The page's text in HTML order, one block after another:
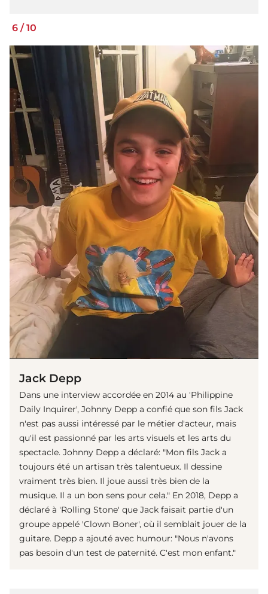
6 /10
Jack Depp
Dans une interview accordée en 2014 au 'Philippine
Daily Inquirer', Johnny Depp a confié que son fils Jack
n'est pas aussi intéressé par le métier d'acteur, mais
qu'il est passionné par les arts visuels et les arts du
spectacle. Johnny Depp a déclaré: "Mon fils Jack a
toujours été un artisan très talentueux. Il dessine
vraiment très bien. Il joue aussi très bien de la
musique. Il a un bon sens pour cela." En 2018, Depp a
déclaré à 'Rolling Stone' que Jack faisait partie d'un
groupe appelé 'Clown Boner', où il semblait jouer de la
guitare. Depp a ajouté avec humour: "Nous n'avons
pas besoin d'un test de paternité. C'est mon enfant."